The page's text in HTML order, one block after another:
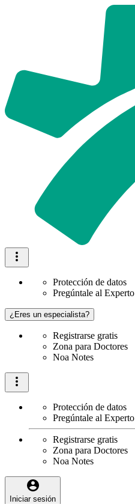
Protección de datos
Pregúntale al Experto
¿Eres un especialista?
Registrarse gratis
Zona para Doctores
Noa Notes
Protección de datos
Pregúntale al Experto
Registrarse gratis
Zona para Doctores
Noa Notes
Iniciar sesión